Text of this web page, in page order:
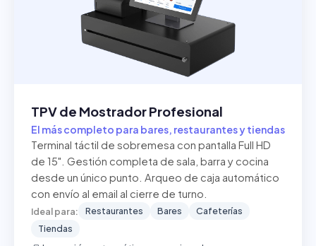
TPV de Mostrador Profesional
El más completo para bares, restaurantes y tiendas
Terminal táctil de sobremesa con pantalla Full HD
de 15". Gestión completa de sala, barra y cocina
desde un único punto. Arqueo de caja automático
con envío al email al cierre de turno.
Ideal para: Restaurantes Bares
Cafeterías
Tiendas